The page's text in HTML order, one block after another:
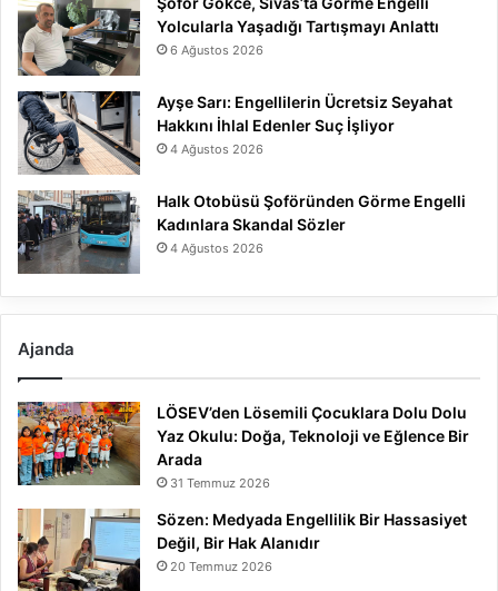
Yolcularla Yaşadığı Tartışmayı Anlattı
6 Ağustos 2026
Ayşe Sarı: Engellilerin Ücretsiz Seyahat
Hakkını İhlal Edenler Suç İşliyor
4 Ağustos 2026
Halk Otobüsü Şoföründen Görme Engelli
Kadınlara Skandal Sözler
4 Ağustos 2026
Ajanda
LÖSEV’den Lösemili Çocuklara Dolu Dolu
Yaz Okulu: Doğa, Teknoloji ve Eğlence Bir
Arada
31 Temmuz 2026
Sözen: Medyada Engellilik Bir Hassasiyet
Değil, Bir Hak Alanıdır
20 Temmuz 2026